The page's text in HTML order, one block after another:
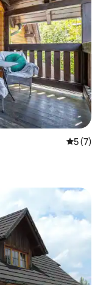
5 (7)